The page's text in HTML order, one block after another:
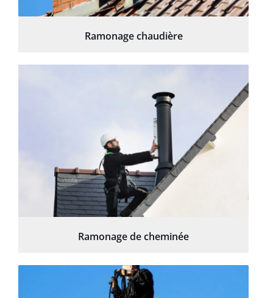
Ramonage chaudière
Ramonage de cheminée